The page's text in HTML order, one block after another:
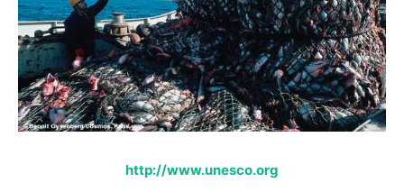
http://www.unesco.org